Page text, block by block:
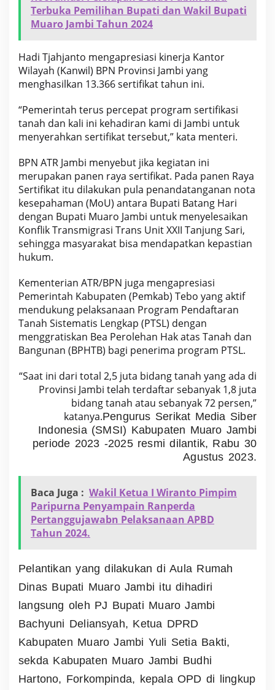
2
0
2
Terbuka Pemilihan Bupati dan Wakil Bupati
Muaro Jambi Tahun 2024
Hadi Tjahjanto mengapresiasi kinerja Kantor
Wilayah (Kanwil) BPN Provinsi Jambi yang
menghasilkan 13.366 sertifikat tahun ini.
“Pemerintah terus percepat program sertifikasi
tanah dan kali ini kehadiran kami di Jambi untuk
menyerahkan sertifikat tersebut,” kata menteri.
BPN ATR Jambi menyebut jika kegiatan ini
merupakan panen raya sertifikat. Pada panen Raya
Sertifikat itu dilakukan pula penandatanganan nota
kesepahaman (MoU) antara Bupati Batang Hari
dengan Bupati Muaro Jambi untuk menyelesaikan
Konflik Transmigrasi Trans Unit XXII Tanjung Sari,
sehingga masyarakat bisa mendapatkan kepastian
hukum.
Kementerian ATR/BPN juga mengapresiasi
Pemerintah Kabupaten (Pemkab) Tebo yang aktif
mendukung pelaksanaan Program Pendaftaran
Tanah Sistematis Lengkap (PTSL) dengan
menggratiskan Bea Perolehan Hak atas Tanah dan
Bangunan (BPHTB) bagi penerima program PTSL.
“Saat ini dari total 2,5 juta bidang tanah yang ada di
Provinsi Jambi telah terdaftar sebanyak 1,8 juta
bidang tanah atau sebanyak 72 persen,”
katanya.Pengurus Serikat Media Siber
Indonesia (SMSI) Kabupaten Muaro Jambi
periode 2023 -2025 resmi dilantik, Rabu 30
Agustus 2023.
Baca Juga : Wakil Ketua I Wiranto Pimpim
Paripurna Penyampain Ranperda
Pertanggujawabn Pelaksanaan APBD
Tahun 2024.
Pelantikan yang dilakukan di Aula Rumah
Dinas Bupati Muaro Jambi itu dihadiri
langsung oleh PJ Bupati Muaro Jambi
Bachyuni Deliansyah, Ketua DPRD
Kabupaten Muaro Jambi Yuli Setia Bakti,
sekda Kabupaten Muaro Jambi Budhi
Hartono, Forkompinda, kepala OPD di lingkup